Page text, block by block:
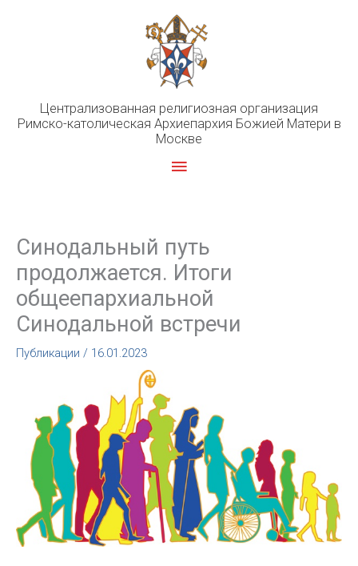
Централизованная религиозная организация
Римско-католическая Архиепархия Божией Матери в
Москве
Главное
Синодальный путь
продолжается. Итоги
общеепархиальной
Синодальной встречи
Публикации / 16.01.2023